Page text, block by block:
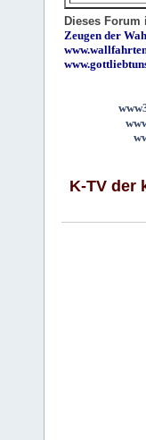
Dieses
Zeugen der
K-TV der